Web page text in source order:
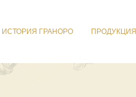
ИСТОРИЯ ГРАНОРО ПРОДУКЦИЯ